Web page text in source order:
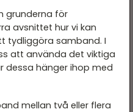
grunderna för
avsnittet hur vi kan
tydliggöra samband. I
att använda det viktiga
dessa hänger ihop med
mellan två eller flera
Funktioner och grafer
Linjära ekvationssystem
Logik och geometri
Logaritmer
MATTE PÅ LÄTT SV
KUL MED MATTE